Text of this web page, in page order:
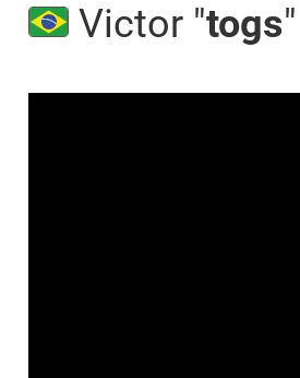
Victor "togs